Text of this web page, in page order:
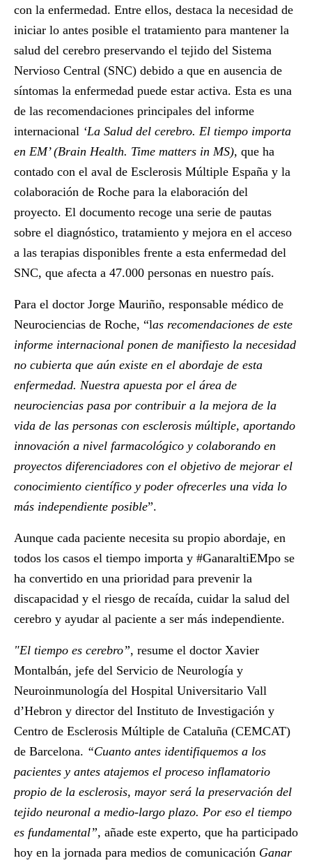
con la enfermedad. Entre ellos, destaca la necesidad de
iniciar lo antes posible el tratamiento para mantener la
salud del cerebro preservando el tejido del Sistema
Nervioso Central (SNC) debido a que en ausencia de
síntomas la enfermedad puede estar activa. Esta es una
de las recomendaciones principales del informe
internacional ‘La Salud del cerebro. El tiempo importa
en EM’ (Brain Health. Time matters in MS), que ha
contado con el aval de Esclerosis Múltiple España y la
colaboración de Roche para la elaboración del
proyecto. El documento recoge una serie de pautas
sobre el diagnóstico, tratamiento y mejora en el acceso
a las terapias disponibles frente a esta enfermedad del
SNC, que afecta a 47.000 personas en nuestro país.
Para el doctor Jorge Mauriño, responsable médico de
Neurociencias de Roche, “las recomendaciones de este
informe internacional ponen de manifiesto la necesidad
no cubierta que aún existe en el abordaje de esta
enfermedad. Nuestra apuesta por el área de
neurociencias pasa por contribuir a la mejora de la
vida de las personas con esclerosis múltiple, aportando
innovación a nivel farmacológico y colaborando en
proyectos diferenciadores con el objetivo de mejorar el
conocimiento científico y poder ofrecerles una vida lo
más independiente posible”.
Aunque cada paciente necesita su propio abordaje, en
todos los casos el tiempo importa y #GanaraltiEMpo se
ha convertido en una prioridad para prevenir la
discapacidad y el riesgo de recaída, cuidar la salud del
cerebro y ayudar al paciente a ser más independiente.
"El tiempo es cerebro”, resume el doctor Xavier
Montalbán, jefe del Servicio de Neurología y
Neuroinmunología del Hospital Universitario Vall
d’Hebron y director del Instituto de Investigación y
Centro de Esclerosis Múltiple de Cataluña (CEMCAT)
de Barcelona. “Cuanto antes identifiquemos a los
pacientes y antes atajemos el proceso inflamatorio
propio de la esclerosis, mayor será la preservación del
tejido neuronal a medio-largo plazo. Por eso el tiempo
es fundamental”, añade este experto, que ha participado
hoy en la jornada para medios de comunicación Ganar